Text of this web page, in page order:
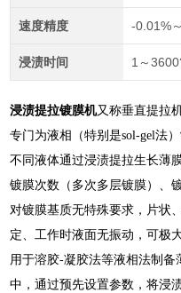
速度精度 -0.01%
浸渍时间 1～
浸渍提拉镀膜机又称垂直提拉
专门为液相（特别是sol-gel法
不同液体通过浸渍提拉生长薄
镀膜次数（多次多层镀膜）、
对镀膜基质无特殊要求，片状
定、工作时液面无振动，可极
用于溶胶-凝胶法等液相法制
中，通过预先设置参数，将浸